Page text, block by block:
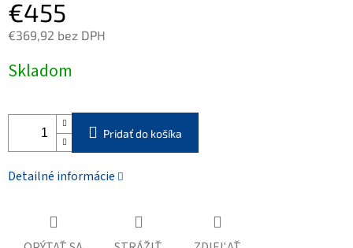
€455
€369,92 bez DPH
cena:
Skladom
Pridať do košíka
Detailné informácie